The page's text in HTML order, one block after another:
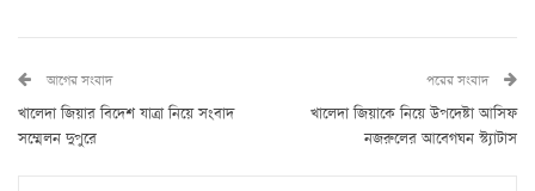
আগের সংবাদ
খালেদা জিয়ার বিদেশ যাত্রা নিয়ে সংবাদ
সম্মেলন দুপুরে
পরের সংবাদ
খালেদা জিয়াকে নিয়ে উপদেষ্টা আসিফ
নজরুলের আবেগঘন স্ট্যাটাস